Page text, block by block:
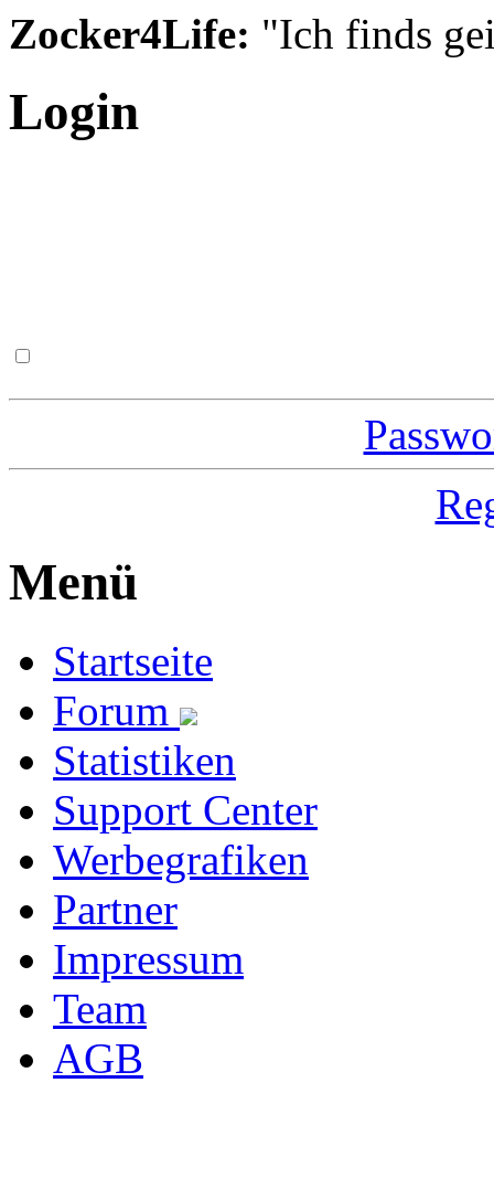
Zocker4Life: "Ich finds
Login
Menü
Startseite
Forum
Statistiken
Support Center
Werbegrafiken
Partner
Impressum
Team
AGB